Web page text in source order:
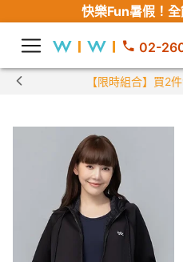
快樂Fun暑假！
02-
【限時組合】買2